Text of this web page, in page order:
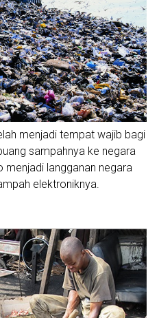
menjadi tempat wajib bagi
sampahnya ke negara
langganan negara
elektroniknya.